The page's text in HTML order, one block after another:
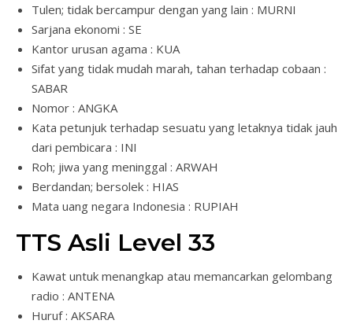
Tulen; tidak bercampur dengan yang lain : MURNI
Sarjana ekonomi : SE
Kantor urusan agama : KUA
Sifat yang tidak mudah marah, tahan terhadap cobaan :
SABAR
Nomor : ANGKA
Kata petunjuk terhadap sesuatu yang letaknya tidak jauh
dari pembicara : INI
Roh; jiwa yang meninggal : ARWAH
Berdandan; bersolek : HIAS
Mata uang negara Indonesia : RUPIAH
TTS Asli Level 33
Kawat untuk menangkap atau memancarkan gelombang
radio : ANTENA
Huruf : AKSARA